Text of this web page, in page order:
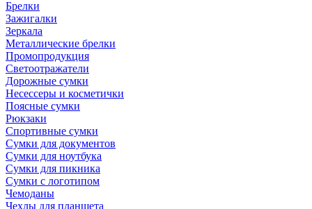
Брелки
Зажигалки
Зеркала
Металлические брелки
Промопродукция
Светоотражатели
Дорожные сумки
Несессеры и косметички
Поясные сумки
Рюкзаки
Спортивные сумки
Сумки для документов
Сумки для ноутбука
Сумки для пикника
Сумки с логотипом
Чемоданы
Чехлы для планшета